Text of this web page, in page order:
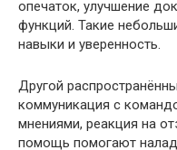
опечаток, улучшение
функций. Такие
навыки и уверенность.
Другой
коммуникация с
мнениями, реакция на
помощь помогают